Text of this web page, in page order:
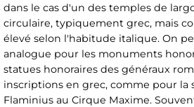
dans le cas d'un des temples de
circulaire, typiquement grec, mais
élevé selon l'habitude italique. On
analogue pour les monuments
statues honoraires des généraux
inscriptions en grec, comme pour la
Flaminius au Cirque Maxime.